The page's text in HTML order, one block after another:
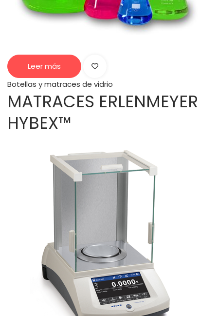
Leer más
Botellas y matraces de vidrio
MATRACES ERLENMEYER
HYBEX™